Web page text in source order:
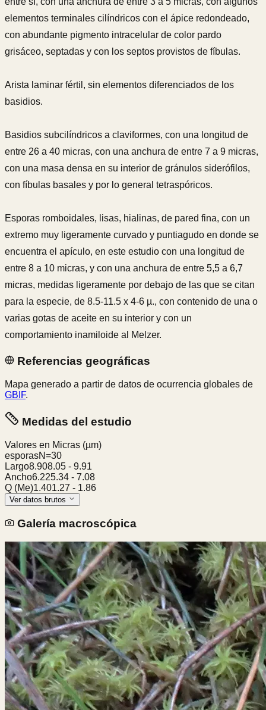
elementos terminales cilíndricos con el ápice redondeado,
con abundante pigmento intracelular de color pardo
grisáceo, septadas y con los septos provistos de fíbulas.
Arista laminar fértil, sin elementos diferenciados de los
basidios.
Basidios subcilíndricos a claviformes, con una longitud de
entre 26 a 40 micras, con una anchura de entre 7 a 9 micras,
con una masa densa en su interior de gránulos siderófilos,
con fíbulas basales y por lo general tetraspóricos.
Esporas romboidales, lisas, hialinas, de pared fina, con un
extremo muy ligeramente curvado y puntiagudo en donde se
encuentra el apículo, en este estudio con una longitud de
entre 8 a 10 micras, y con una anchura de entre 5,5 a 6,7
micras, medidas ligeramente por debajo de las que se citan
para la especie, de 8.5-11.5 x 4-6 µ., con contenido de una o
varias gotas de aceite en su interior y con un
comportamiento inamiloide al Melzer.
Referencias geográficas
Mapa generado a partir de datos de ocurrencia globales de
GBIF.
Medidas del estudio
Valores en Micras (µm)
esporasN=30
Largo8.908.05 - 9.91
Ancho6.225.34 - 7.08
Q (Me)1.401.27 - 1.86
Ver datos brutos
Galería macroscópica